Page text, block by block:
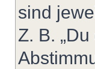
sind
Z. B.